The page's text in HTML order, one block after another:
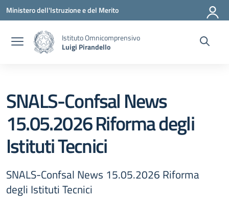
Vai ai contenuti
Vai al menu di navigazione
Vai al footer
Ministero dell'Istruzione e del Merito
Istituto Omnicomprensivo
Luigi Pirandello
SNALS-Confsal News
15.05.2026 Riforma degli
Istituti Tecnici
SNALS-Confsal News 15.05.2026 Riforma
degli Istituti Tecnici